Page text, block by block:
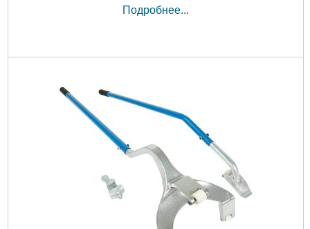
Подробнее...